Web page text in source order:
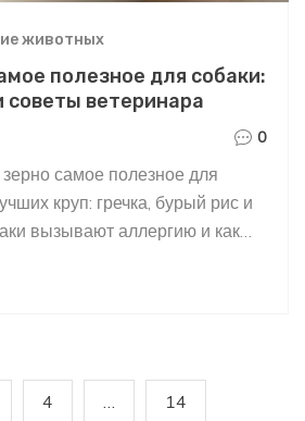
животных
полезное для собаки:
советы ветеринара
0
самое полезное для
круп: гречка, бурый рис и
вызывают аллергию и как
4 14